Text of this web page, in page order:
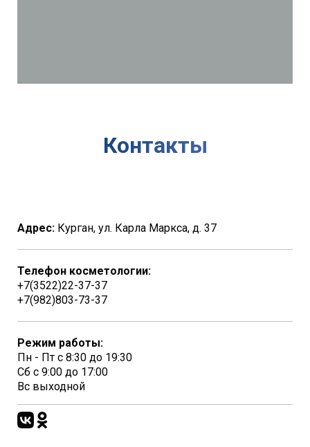
Контакты
Адрес: Курган, ул. Карла Маркса, д. 37
Телефон косметологии:
+7(3522)22-37-37
+7(982)803-73-37
Режим работы:
Пн - Пт с 8:30 до 19:30
Сб с 9:00 до 17:00
Вс выходной